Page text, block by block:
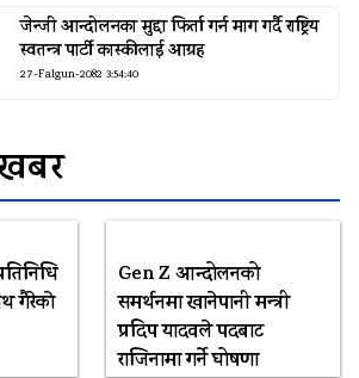
जेन्जी आन्दोलनका मुद्दा फिर्ता गर्न माग गर्दै राष्ट्रिय
स्वतन्त्र पार्टी कास्कीलाई आग्रह
27-Falgun-2082 3:54:40
गैरेकाे
Gen Z आन्दोलनको
समर्थनमा खानेपानी मन्त्री
प्रदिप यादवले पदबाट
राजिनामा गर्ने घोषणा